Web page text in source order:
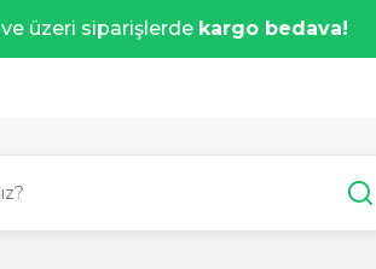
ve üzeri siparişlerde kargo bedava!